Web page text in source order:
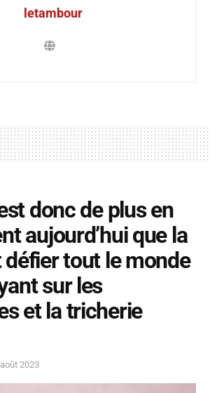
letambour
donc de plus en
aujourd’hui que la
défier tout le monde
sur les
et la tricherie
2023